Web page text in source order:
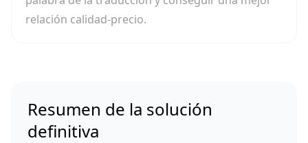
relación calidad-precio.
Resumen de la solución
definitiva